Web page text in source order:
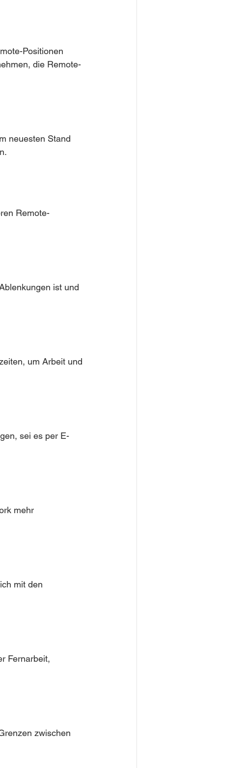
Positionen
die Remote-
neuesten Stand
Remote-
ist und
um Arbeit und
sei es per E-
mehr
mit den
Fernarbeit,
zwischen